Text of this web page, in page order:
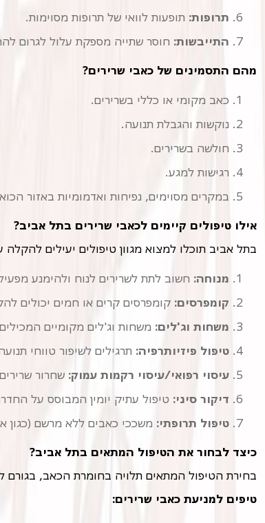
תרופות: תופעות לוואי של תרופות מסוימות.
התייבשות: חוסר שתייה מספקת עלול לגרום
מהם התסמינים של כאבי שרירים?
כאב מקומי או כללי בשרירים.
נוקשות והגבלת תנועה.
חולשה בשרירים.
רגישות למגע.
במקרים מסוימים, נפיחות ואדמומיות באזור
אילו טיפולים קיימים לכאבי שרירים בתל אביב?
בתל אביב תוכלו למצוא מגוון טיפולים יעילים להקלה
מנוחה: חשוב לתת לשרירים לנוח ולהימנע
קומפרסים: קומפרסים קרים או חמים יכולים
משחות וג'לים: משחות וג'לים מקומיים
טיפול פיזיותרפיה: תרגילים לשיפור טווחי
עיסוי רפואי/עיסוי רקמות עמוק: שחרור
דיקור סיני: טיפול עתיק יומין המבוסס על
טיפול תרופתי: משככי כאבים ללא מרשם (כגון
כיצד לבחור את הטיפול המתאים בתל אביב?
בחירת הטיפול המתאים תלויה בחומרת הכאב, בגורם
טיפים למניעת כאבי שרירים: